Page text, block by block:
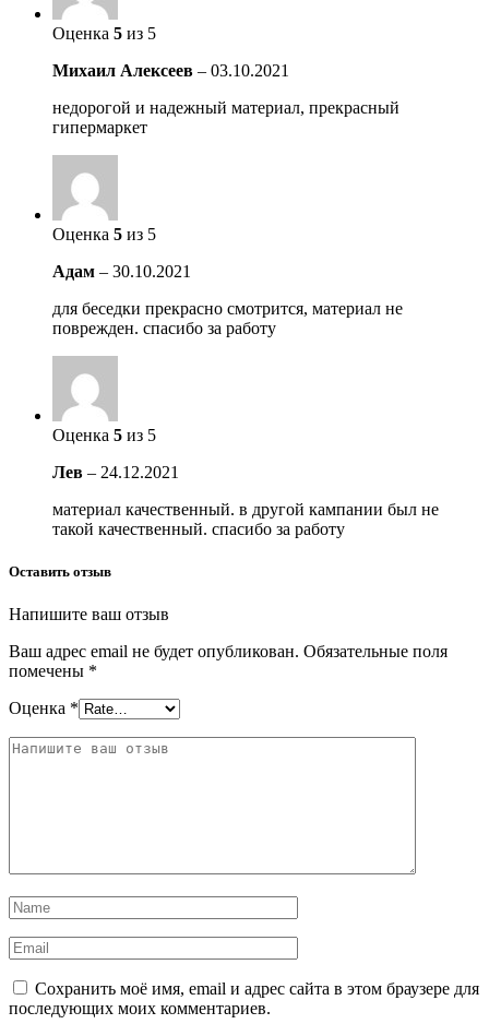
Оценка 5 из 5
Михаил Алексеев – 03.10.2021
недорогой и надежный материал, прекрасный
гипермаркет
Оценка 5 из 5
Адам – 30.10.2021
для беседки прекрасно смотрится, материал не
поврежден. спасибо за работу
Оценка 5 из 5
Лев – 24.12.2021
материал качественный. в другой кампании был не
такой качественный. спасибо за работу
Оставить отзыв
Напишите ваш отзыв
Ваш адрес email не будет опубликован. Обязательные поля
помечены *
Оценка *
Сохранить моё имя, email и адрес сайта в этом браузере для
последующих моих комментариев.